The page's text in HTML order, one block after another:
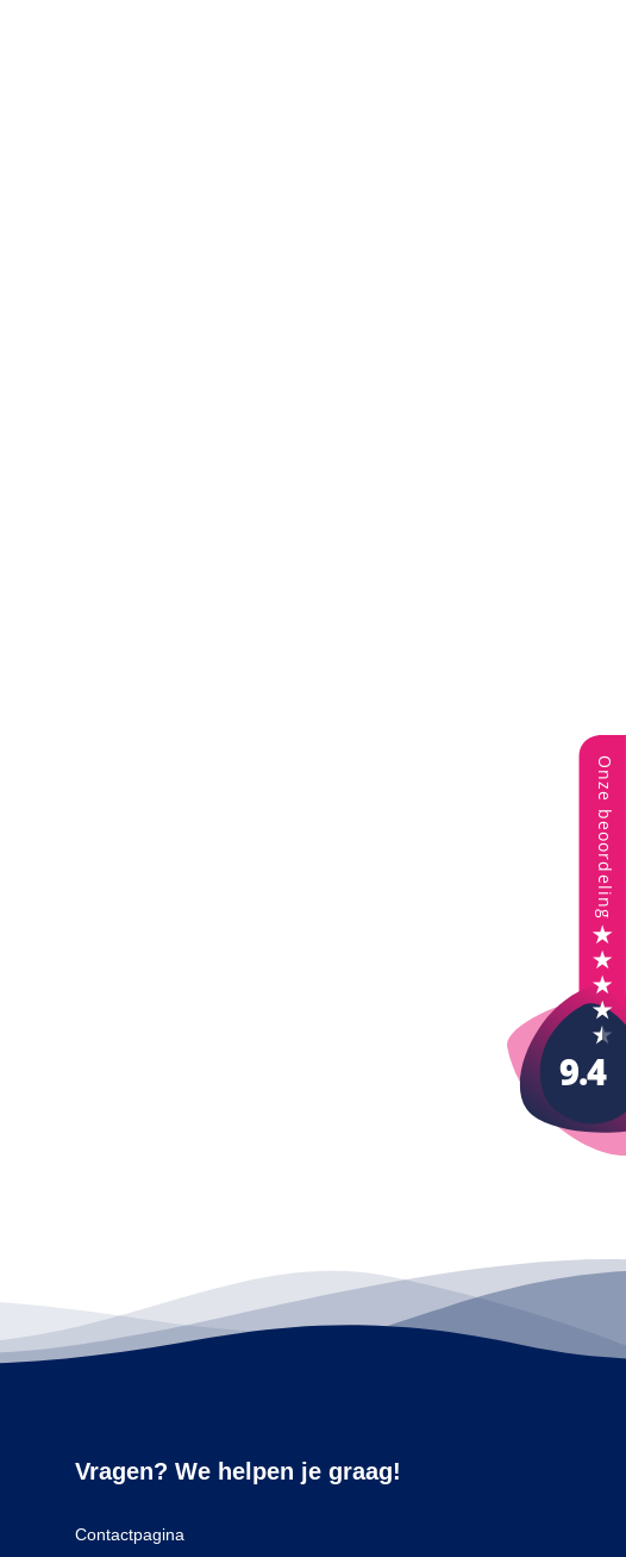
Vragen? We helpen je graag!
Contactpagina